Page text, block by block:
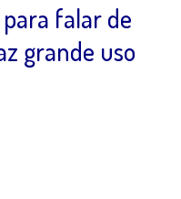
falar de
grande uso